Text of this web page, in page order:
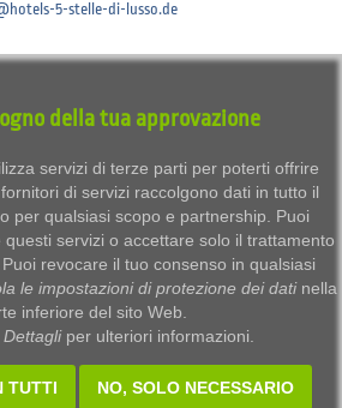
5-stelle-di-lusso.de
della tua approvazione
servizi di terze parti per poterti offrire
di servizi raccolgono dati in tutto il
per qualsiasi scopo e partnership. Puoi
servizi o accettare solo il trattamento
revocare il tuo consenso in qualsiasi
le impostazioni di protezione dei datinella
inferiore del sito Web.
Dettagliper ulteriori informazioni.
TUTTI NO, SOLO NECESSARIO